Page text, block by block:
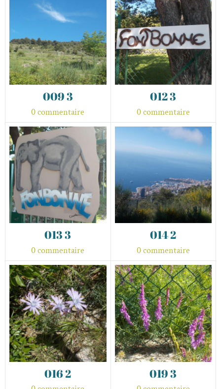
009 3
0 commentaire
012 3
0 commentaire
013 3
0 commentaire
014 2
0 commentaire
016 2 019 3